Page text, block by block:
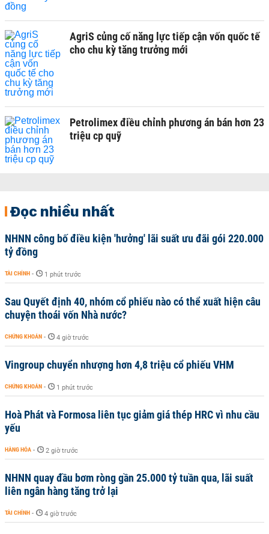
AgriS củng cố năng lực tiếp cận vốn quốc tế
cho chu kỳ tăng trưởng mới
Petrolimex điều chỉnh phương án bán hơn 23
triệu cp quỹ
Đọc nhiều nhất
NHNN công bố điều kiện 'hưởng' lãi suất ưu đãi gói 220.000
tỷ đồng
TÀI CHÍNH - 1 phút trước
Sau Quyết định 40, nhóm cổ phiếu nào có thể xuất hiện câu
chuyện thoái vốn Nhà nước?
CHỨNG KHOÁN - 4 giờ trước
Vingroup chuyển nhượng hơn 4,8 triệu cổ phiếu VHM
CHỨNG KHOÁN - 1 phút trước
Hoà Phát và Formosa liên tục giảm giá thép HRC vì nhu cầu
yếu
HÀNG HÓA - 2 giờ trước
NHNN quay đầu bơm ròng gần 25.000 tỷ tuần qua, lãi suất
liên ngân hàng tăng trở lại
TÀI CHÍNH - 4 giờ trước